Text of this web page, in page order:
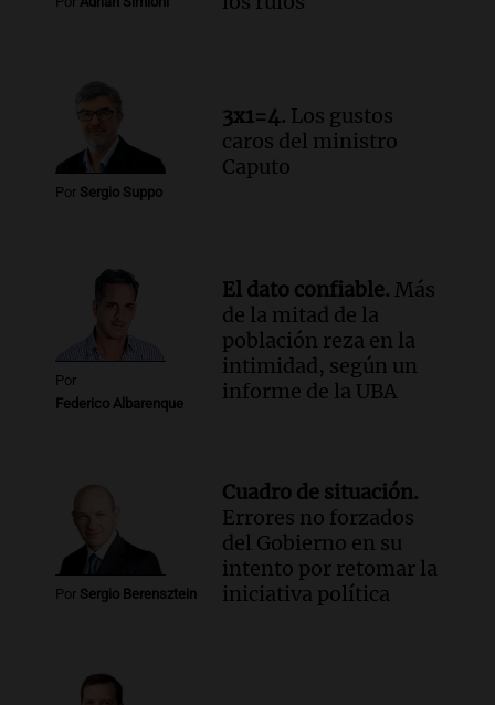
Episodios
Chile planteó mejorar la
conectividad fronteriza, aérea y digital
con Jujuy
Panorama Federal
Por Sergio Suppo
3x1=4. Los gustos
caros del ministro
Caputo
Por
Federico Albarenque
El dato confiable. Más
de la mitad de la
población reza en la
intimidad, según un
informe de la UBA
Por Sergio Berensztein
Cuadro de situación.
Errores no forzados
del Gobierno en su
intento por retomar la
iniciativa política